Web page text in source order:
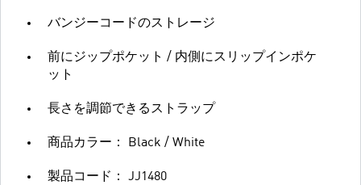
バンジーコードのストレージ
前にジップポケット / 内側にスリップインポケ
ット
長さを調節できるストラップ
商品カラー： Black / White
製品コード： JJ1480